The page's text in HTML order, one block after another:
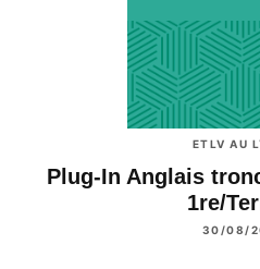
ETLV AU
Plug-In Anglais
1re/
30/08/